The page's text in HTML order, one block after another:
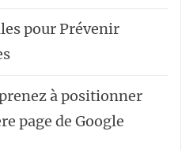
pour Prévenir
à positionner
page de Google